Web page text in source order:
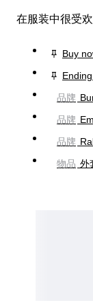
在服装中很受
Buy
品牌
品牌
品牌
物品 外